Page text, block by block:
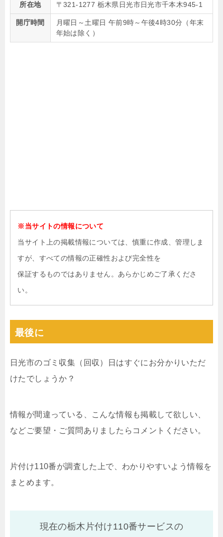
所在地 〒321-1277 栃木県日光市日光市千本木945-1
開庁時間
月曜日～土曜日 午前9時～午後4時30分（年末
年始は除く）
※当サイトの情報について
当サイト上の掲載情報については、慎重に作成、管理しま
すが、すべての情報の正確性および完全性を
保証するものではありません。あらかじめご了承くださ
い。
最後に
日光市のゴミ収集（回収）日はすぐにお分かりいただ
けたでしょうか？
情報が間違っている、こんな情報も掲載して欲しい、
などご要望・ご質問ありましたらコメントください。
片付け110番が調査した上で、わかりやすいよう情報を
まとめます。
現在の栃木片付け110番サービスの